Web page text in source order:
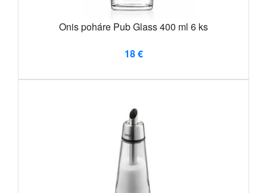
Onis poháre Pub Glass 400 ml 6 ks
18 €